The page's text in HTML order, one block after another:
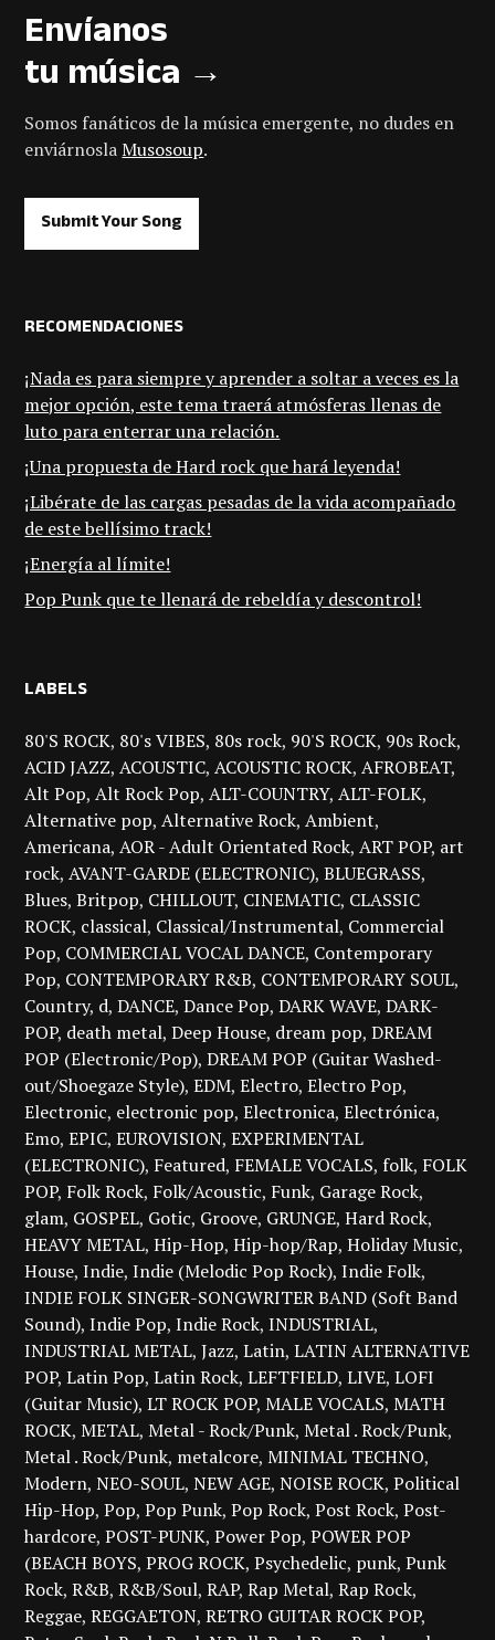
Envíanos
tu música →
Somos fanáticos de la música emergente, no dudes en
enviárnoslaMusosoup.
Submit Your Song
RECOMENDACIONES
¡Nada es para siempre y aprender a soltar a veces es la
mejor opción, este tema traerá atmósferas llenas de
luto para enterrar una relación.
¡Una propuesta de Hard rock que hará leyenda!
¡Libérate de las cargas pesadas de la vida acompañado
de este bellísimo track!
¡Energía al límite!
Pop Punk que te llenará de rebeldía y descontrol!
LABELS
80'S ROCK 80's VIBES 80s rock 90'S ROCK 90s Rock
ACID JAZZ ACOUSTIC ACOUSTIC ROCK AFROBEAT
Alt Pop Alt Rock Pop ALT-COUNTRY ALT-FOLK
Alternative pop Alternative Rock Ambient
Americana AOR - Adult Orientated Rock ART POP art
rock AVANT-GARDE (ELECTRONIC) BLUEGRASS
Blues Britpop CHILLOUT CINEMATIC CLASSIC
ROCK classical Classical/Instrumental Commercial
Pop COMMERCIAL VOCAL DANCE Contemporary
Pop CONTEMPORARY R&B CONTEMPORARY SOUL
Country d DANCE Dance Pop DARK WAVE DARK-
POP death metal Deep House dream pop DREAM
POP (Electronic/Pop) DREAM POP (Guitar Washed-
out/Shoegaze Style) EDM Electro Electro Pop
Electronic electronic pop Electronica Electrónica
Emo EPIC EUROVISION EXPERIMENTAL
(ELECTRONIC) Featured FEMALE VOCALS folk FOLK
POP Folk Rock Folk/Acoustic Funk Garage Rock
glam GOSPEL Gotic Groove GRUNGE Hard Rock
HEAVY METAL Hip-Hop Hip-hop/Rap Holiday Music
House Indie Indie (Melodic Pop Rock) Indie Folk
INDIE FOLK SINGER-SONGWRITER BAND (Soft Band
Sound) Indie Pop Indie Rock INDUSTRIAL
INDUSTRIAL METAL Jazz Latin LATIN ALTERNATIVE
POP Latin Pop Latin Rock LEFTFIELD LIVE LOFI
(Guitar Music) LT ROCK POP MALE VOCALS MATH
ROCK METAL Metal - Rock/Punk Metal . Rock/Punk
Metal . Rock/Punk metalcore MINIMAL TECHNO
Modern NEO-SOUL NEW AGE NOISE ROCK Political
Hip-Hop Pop Pop Punk Pop Rock Post Rock Post-
hardcore POST-PUNK Power Pop POWER POP
(BEACH BOYS PROG ROCK Psychedelic punk Punk
Rock R&B R&B/Soul RAP Rap Metal Rap Rock
Reggae REGGAETON RETRO GUITAR ROCK POP